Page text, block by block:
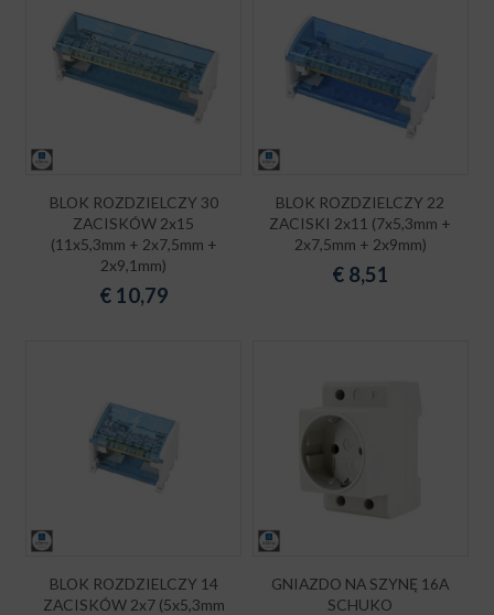
BLOK ROZDZIELCZY 30
ZACISKÓW 2x15
(11x5,3mm + 2x7,5mm +
2x9,1mm)
€ 10,79
BLOK ROZDZIELCZY 22
ZACISKI 2x11 (7x5,3mm +
2x7,5mm + 2x9mm)
€ 8,51
BLOK ROZDZIELCZY 14
ZACISKÓW 2x7 (5x5,3mm
GNIAZDO NA SZYNĘ 16A
SCHUKO